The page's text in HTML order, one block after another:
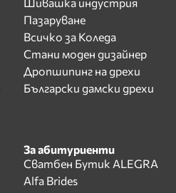
Пазаруване
Всичко за Коледа
Стани моден дизайнер
Дропшипинг на дрехи
Български дамски дрехи
За абитуриенти
Сватбен Бутик ALEGRA
Alfa Brides